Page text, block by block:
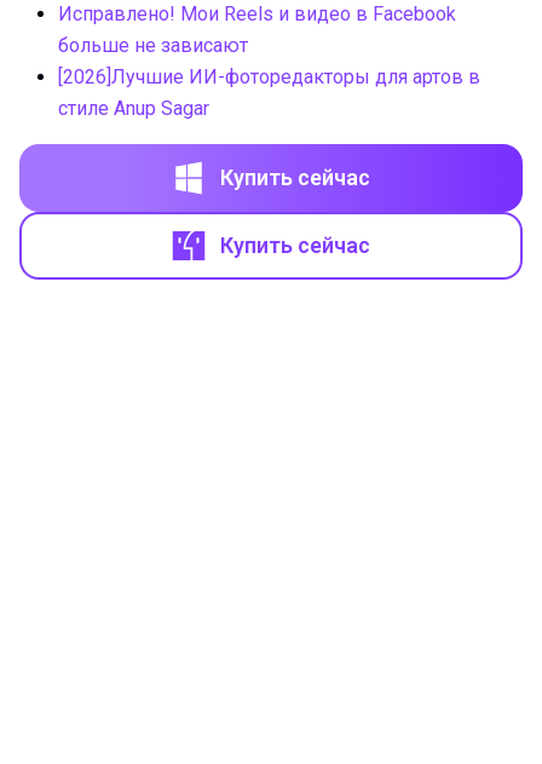
Исправлено! Мои Reels и видео в Facebook
больше не зависают
[2026]Лучшие ИИ-фоторедакторы для артов в
стиле Anup Sagar
Купить сейчас
Купить сейчас